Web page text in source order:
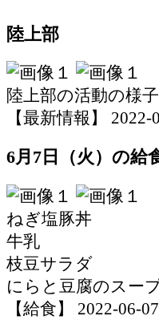
陸上部
陸上部の活動の様
【最新情報】
6月7日（火）の給
ねぎ塩豚丼
牛乳
枝豆サラダ
にらと豆腐のスー
【給食】 2022-06-